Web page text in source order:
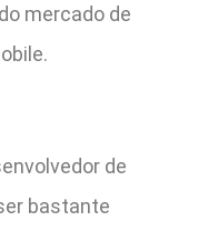
mercado de
de
bastante